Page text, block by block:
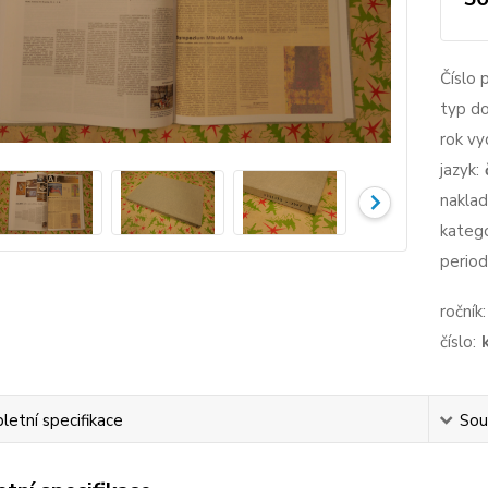
Číslo
typ
rok
jazyk:
ročník:
číslo:
specifikace